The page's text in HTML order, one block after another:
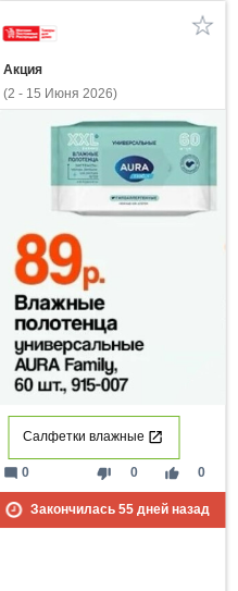
Акция
(2 - 15 Июня 2026)
Салфетки влажные
thumb_down 0 thumb_up 0
mode_comment 0
Закончилась 55дней назад